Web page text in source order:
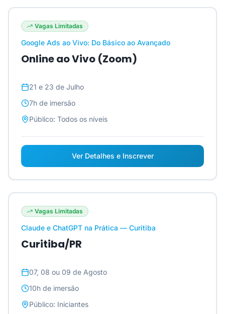
Vagas Limitadas
Google Ads ao Vivo: Do Básico ao Avançado
Online ao Vivo (Zoom)
21 e 23 de Julho
7h de imersão
Público: Todos os níveis
Ver Detalhes e Inscrever
Vagas Limitadas
Claude e ChatGPT na Prática — Curitiba
Curitiba/PR
07, 08 ou 09 de Agosto
10h de imersão
Público: Iniciantes